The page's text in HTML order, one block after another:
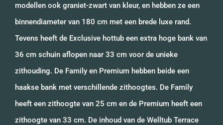
modellen ook graniet-zwart van kleur, en hebben ze een
binnendiameter van 180 cm met een brede luxe rand.
Tevens heeft de Exclusive hottub een extra hoge bank van
36 cm schuin aflopen naar 33 cm voor de unieke
zithouding. De Family en Premium hebben beide een
haakse bank met verschillende zithoogtes. De Family
heeft een zithoogte van 25 cm en de Premium heeft een
zithoogte van 33 cm. De inhoud van de Welltub Terrace